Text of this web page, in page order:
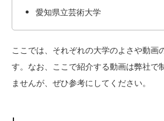
愛知県立芸術大学
ここでは、それぞれの大学のよさや動画
す。なお、ここで紹介する動画は弊社で
ませんが、ぜひ参考にしてください。